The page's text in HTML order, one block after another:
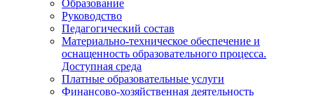
Образование
Руководство
Педагогический состав
Материально-техническое обеспечение и
оснащенность образовательного процесса.
Доступная среда
Платные образовательные услуги
Финансово-хозяйственная деятельность